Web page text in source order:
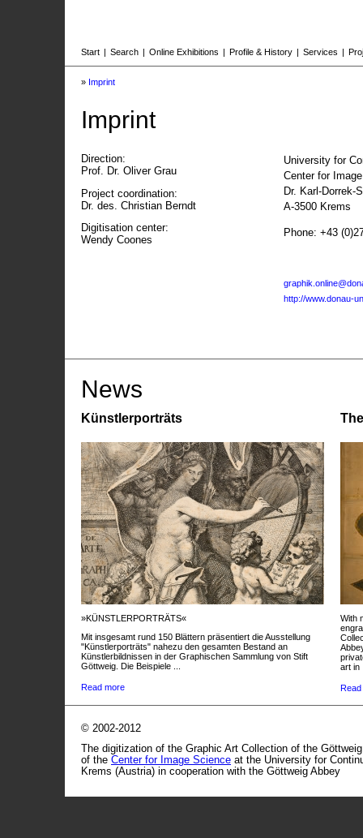
Start | Search | Online Exhibitions | Profile & History | Services |
» Imprint
Imprint
Direction:
Prof. Dr. Oliver Grau
Project coordination:
Dr. des. Christian Berndt
Digitisation center:
Wendy Coones
University for
Center for
Dr. Karl-Dorrek-
A-3500 Krems
Phone: +43
http://www.donau-
News
Künstlerporträts
»KÜNSTLERPORTRÄTS«
Mit insgesamt rund 150 Blättern präsentiert die Ausstellung
"Künstlerporträts" nahezu den gesamten Bestand an
Künstlerbildnissen in der Graphischen Sammlung von Stift
Göttweig. Die Beispiele ...
Read more
With
art in
© 2002-2012
The digitization of the Graphic Art Collection of the
of the Center for Image Science at the University for
Krems (Austria) in cooperation with the Göttweig Abbey